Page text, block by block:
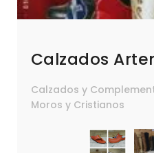
Calzados
Calzados y
Moros y Cristianos